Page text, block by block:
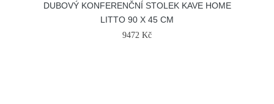
DUBOVÝ KONFERENČNÍ STOLEK KAVE HOME
LITTO 90 X 45 CM
9472 Kč